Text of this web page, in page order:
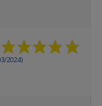
2024)